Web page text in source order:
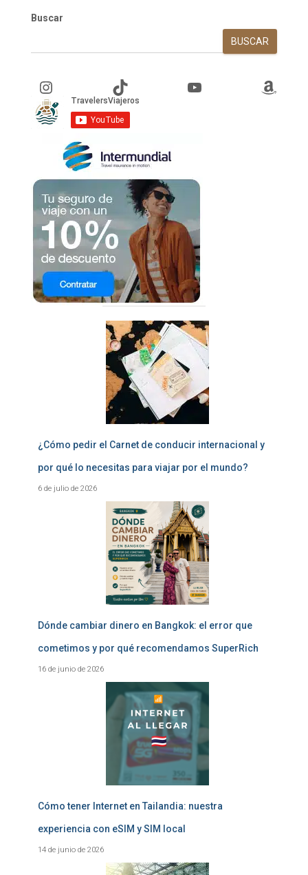
Buscar
BUSCAR
Instagram TikTok YouTube Amazon
¿Cómo pedir el Carnet de conducir internacional y
por qué lo necesitas para viajar por el mundo?
6 de julio de 2026
Dónde cambiar dinero en Bangkok: el error que
cometimos y por qué recomendamos SuperRich
16 de junio de 2026
Cómo tener Internet en Tailandia: nuestra
experiencia con eSIM y SIM local
14 de junio de 2026